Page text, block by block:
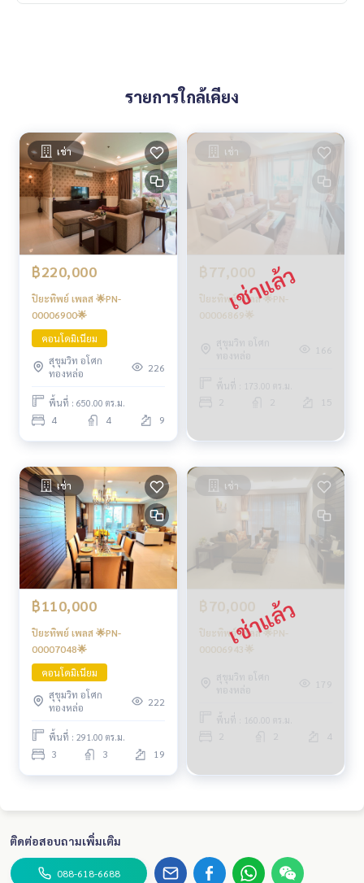
รายการใกล้เคียง
เช่า
฿220,000
ปิยะทิพย์ เพลส 🌟PN-
00006900🌟
คอนโดมิเนียม
สุขุมวิท อโศก
ทองหล่อ
226
พื้นที่ : 650.00 ตร.ม.
4 4 9
เช่า
฿77,000
ปิยะทิพย์ เพลส 🌟PN-
00006869🌟
สุขุมวิท อโศก
ทองหล่อ
166
พื้นที่ : 173.00 ตร.ม.
15
เช่า
฿110,000
ปิยะทิพย์ เพลส 🌟PN-
00007048🌟
คอนโดมิเนียม
สุขุมวิท อโศก
ทองหล่อ
222
พื้นที่ : 291.00 ตร.ม.
3 3 19
เช่า
฿70,000
ปิยะทิพย์ เพลส 🌟PN-
00006943🌟
สุขุมวิท อโศก
ทองหล่อ
179
พื้นที่ : 160.00 ตร.ม.
4
ติดต่อสอบถามเพิ่มเติม
088-618-6688